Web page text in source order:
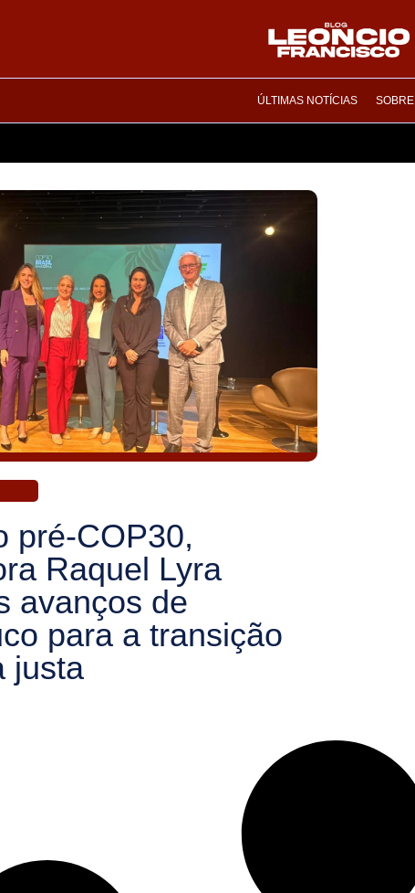
ÚLTIMAS NOTÍCIAS SOBRE
pré-COP30,
Raquel Lyra
avanços de
para a transição
justa